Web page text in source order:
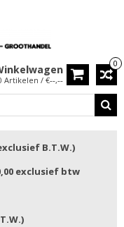
0
Artikelen / €--,--
B.T.W.)
exclusief btw